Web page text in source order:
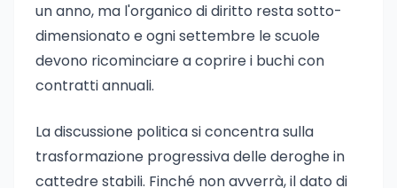
un anno, ma l'organico di diritto resta sotto-
dimensionato e ogni settembre le scuole
devono ricominciare a coprire i buchi con
contratti annuali.
La discussione politica si concentra sulla
trasformazione progressiva delle deroghe in
cattedre stabili. Finché non avverrà, il dato di